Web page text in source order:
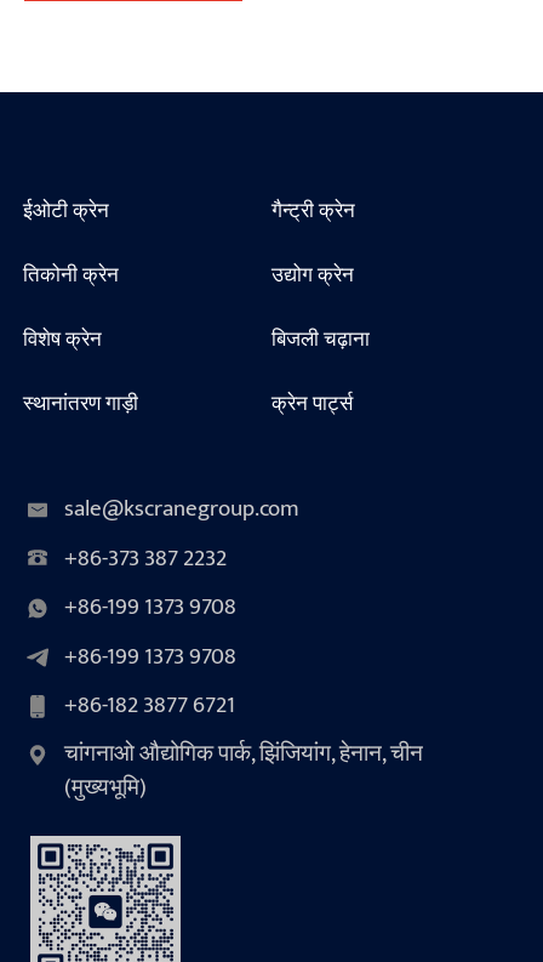
ईओटी क्रेन
गैन्ट्री क्रेन
तिकोनी क्रेन
उद्योग क्रेन
विशेष क्रेन
बिजली चढ़ाना
स्थानांतरण गाड़ी
क्रेन पार्ट्स
sale@kscranegroup.com
+86-373 387 2232
+86-199 1373 9708
+86-199 1373 9708
+86-182 3877 6721
चांगनाओ औद्योगिक पार्क, झिंजियांग, हेनान, चीन
(मुख्यभूमि)